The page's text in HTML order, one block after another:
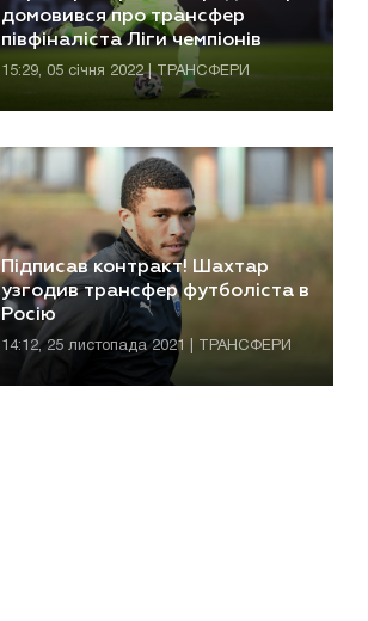
домовився про трансфер
півфіналіста Ліги чемпіонів
15:29, 05 січня 2022 | ТРАНСФЕРИ
Підписав контракт! Шахтар
узгодив трансфер футболіста в
Росію
14:12, 25 листопада 2021 | ТРАНСФЕРИ